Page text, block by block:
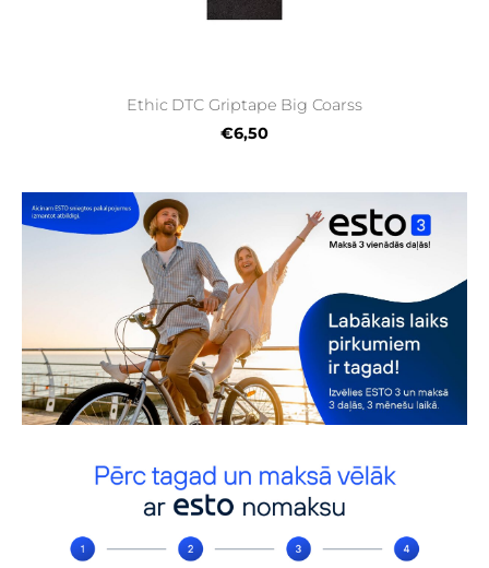
Ethic DTC Griptape Big Coarss
€6,50